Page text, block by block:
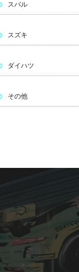
スバル
スズキ
ダイハツ
その他